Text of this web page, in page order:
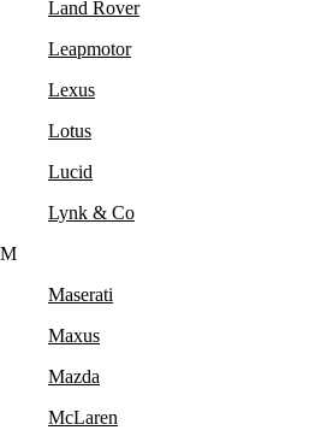
Land Rover
Leapmotor
Lexus
Lotus
Lucid
Lynk & Co
M
Maserati
Maxus
Mazda
McLaren